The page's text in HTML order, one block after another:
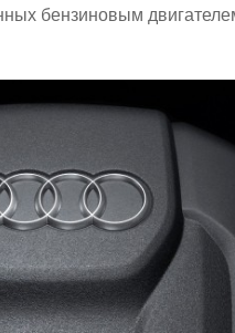
бензиновым